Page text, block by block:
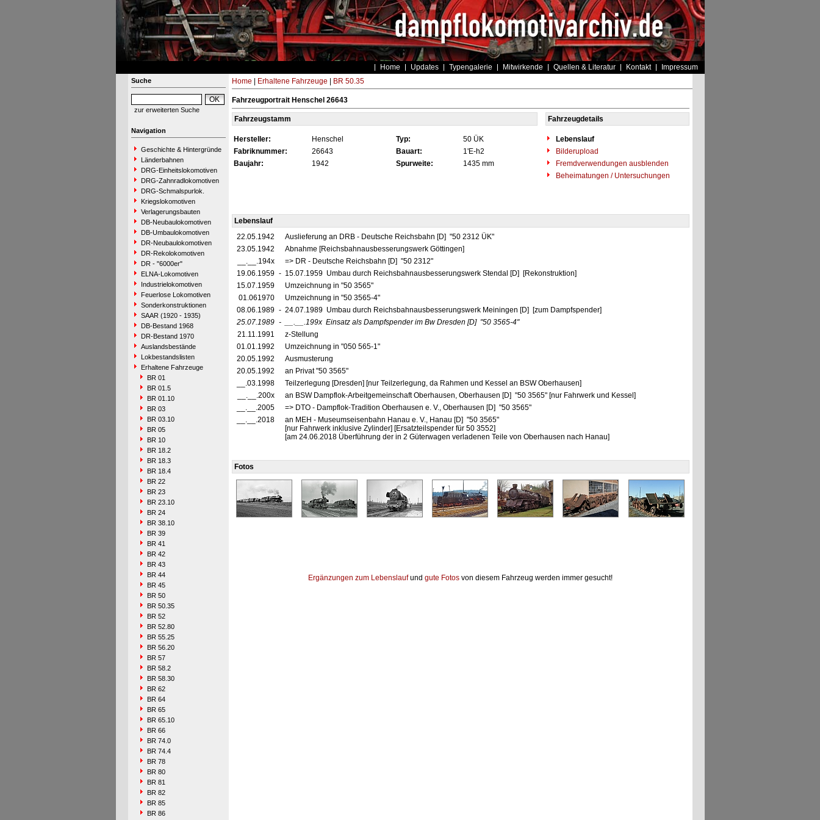
Home Updates Typengalerie Mitwirkende Quellen & Literatur Kontakt Impressum
Suche
zur erweiterten Suche
Navigation
Geschichte & Hintergründe
Länderbahnen
DRG-Einheitslokomotiven
DRG-Zahnradlokomotiven
DRG-Schmalspurlok.
Kriegslokomotiven
Verlagerungsbauten
DB-Neubaulokomotiven
DB-Umbaulokomotiven
DR-Neubaulokomotiven
DR-Rekolokomotiven
DR - "6000er"
ELNA-Lokomotiven
Industrielokomotiven
Feuerlose Lokomotiven
Sonderkonstruktionen
SAAR (1920 - 1935)
DB-Bestand 1968
DR-Bestand 1970
Auslandsbestände
Lokbestandslisten
Erhaltene Fahrzeuge
BR 01
BR 01.5
BR 01.10
BR 03
BR 03.10
BR 05
BR 10
BR 18.2
BR 18.3
BR 18.4
BR 22
BR 23
BR 23.10
BR 24
BR 38.10
BR 39
BR 41
BR 42
BR 43
BR 44
BR 45
BR 50
BR 50.35
BR 52
BR 52.80
BR 55.25
BR 56.20
BR 57
BR 58.2
BR 58.30
BR 62
BR 64
BR 65
BR 65.10
BR 66
BR 74.0
BR 74.4
BR 78
BR 80
BR 81
BR 82
BR 85
BR 86
Home Erhaltene Fahrzeuge BR 50.35
Fahrzeugportrait Henschel 26643
Fahrzeugstamm Fahrzeugdetails
Hersteller: Henschel Typ: 50 ÜK
Lebenslauf
Fabriknummer:
26643 Bauart: 1'E-h2
Bilderupload
Baujahr:
1942 Spurweite: 1435 mm
Fremdverwendungen ausblenden
Beheimatungen / Untersuchungen
Lebenslauf
22.05.1942
Auslieferung an DRB - Deutsche Reichsbahn [D] "50 2312 ÜK"
23.05.1942
Abnahme [Reichsbahnausbesserungswerk Göttingen]
__.__.194x
=> DR - Deutsche Reichsbahn [D] "50 2312"
19.06.1959 - 15.07.1959 Umbau durch Reichsbahnausbesserungswerk Stendal [D] [Rekonstruktion]
15.07.1959
Umzeichnung in "50 3565"
01.061970
Umzeichnung in "50 3565-4"
08.06.1989 - 24.07.1989 Umbau durch Reichsbahnausbesserungswerk Meiningen [D] [zum Dampfspender]
25.07.1989 - __.__.199x Einsatz als Dampfspender im Bw Dresden [D] "50 3565-4"
21.11.1991
z-Stellung
01.01.1992
Umzeichnung in "050 565-1"
20.05.1992
Ausmusterung
20.05.1992
an Privat "50 3565"
__.03.1998
Teilzerlegung [Dresden] [nur Teilzerlegung, da Rahmen und Kessel an BSW Oberhausen]
__.__.200x
an BSW Dampflok-Arbeitgemeinschaft Oberhausen, Oberhausen [D] "50 3565" [nur Fahrwerk und Kessel]
__.__.2005
=> DTO - Dampflok-Tradition Oberhausen e. V., Oberhausen [D] "50 3565"
__.__.2018
an MEH - Museumseisenbahn Hanau e. V., Hanau [D] "50 3565"
[nur Fahrwerk inklusive Zylinder] [Ersatzteilspender für 50 3552]
[am 24.06.2018 Überführung der in 2 Güterwagen verladenen Teile von Oberhausen nach Hanau]
Fotos
Ergänzungen zum Lebenslaufund gute Fotos von diesem Fahrzeug werden immer gesucht!